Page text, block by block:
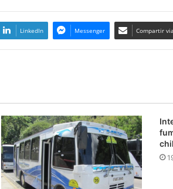
LinkedIn Messenger Compartir